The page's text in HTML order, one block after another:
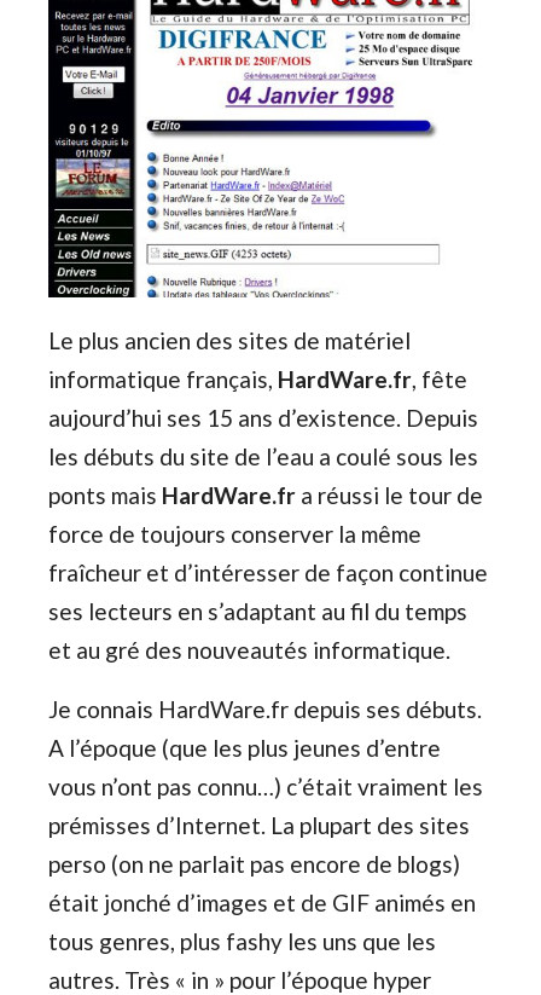
Le plus ancien des sites de matériel
informatique français, HardWare.fr , fête
aujourd’hui ses 15 ans d’existence. Depuis
les débuts du site de l’eau a coulé sous les
ponts mais HardWare.fr a réussi le tour de
force de toujours conserver la même
fraîcheur et d’intéresser de façon continue
ses lecteurs en s’adaptant au fil du temps
et au gré des nouveautés informatique.
Je connais HardWare.fr depuis ses débuts.
A l’époque (que les plus jeunes d’entre
vous n’ont pas connu…) c’était vraiment les
prémisses d’Internet. La plupart des sites
perso (on ne parlait pas encore de blogs)
était jonché d’images et de GIF animés en
tous genres, plus fashy les uns que les
autres. Très « in » pour l’époque hyper